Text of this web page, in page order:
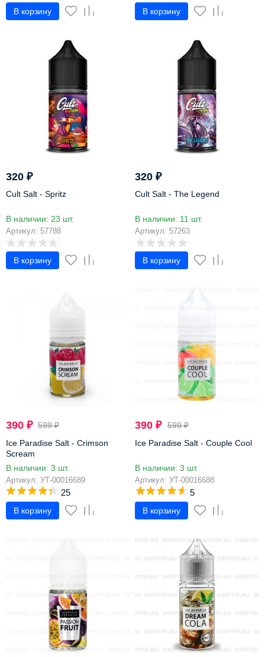
В корзину В корзину
320 ₽
Cult Salt - Spritz
В наличии: 23 шт.
Артикул: 57788
В корзину
320₽
Cult Salt - The Legend
В наличии: 11 шт.
Артикул: 57263
В корзину
390 ₽ 599₽
Ice Paradise Salt - Crimson
Scream
В наличии: 3 шт.
Артикул: УТ-00016689
25
В корзину
390₽ 599₽
Ice Paradise Salt - Couple Cool
В наличии: 3 шт.
Артикул: УТ-00016688
5
В корзину
-35%